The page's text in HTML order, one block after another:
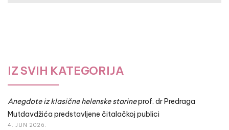
IZ SVIH KATEGORIJA
Anegdote iz klasične helenske starineprof. dr Predraga
Mutdavdžića predstavljene čitalačkoj publici
4. JUN 2026.